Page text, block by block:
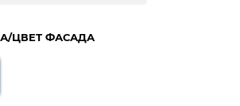
ЦВЕТ ФАСАДА